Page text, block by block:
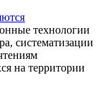
технологии
систематизации
на территории